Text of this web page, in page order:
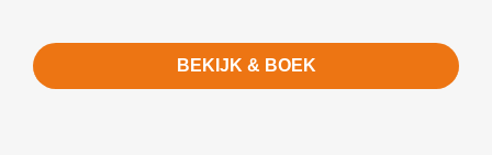
BEKIJK & BOEK